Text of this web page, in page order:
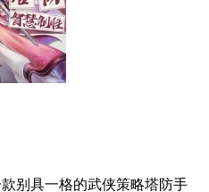
别具一格的武侠策略塔防手